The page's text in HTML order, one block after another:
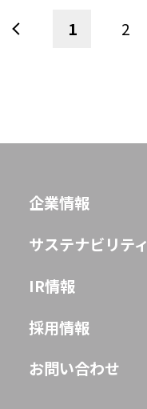
1 2
企業情報
サステナビリティ
IR情報
採用情報
お問い合わせ